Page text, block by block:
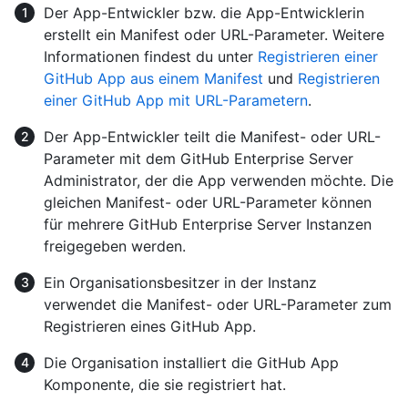
Der App-Entwickler bzw. die App-Entwicklerin
erstellt ein Manifest oder URL-Parameter. Weitere
Informationen findest du unter Registrieren einer
GitHub App aus einem Manifest und Registrieren
einer GitHub App mit URL-Parametern.
Der App-Entwickler teilt die Manifest- oder URL-
Parameter mit dem GitHub Enterprise Server
Administrator, der die App verwenden möchte. Die
gleichen Manifest- oder URL-Parameter können
für mehrere GitHub Enterprise Server Instanzen
freigegeben werden.
Ein Organisationsbesitzer in der Instanz
verwendet die Manifest- oder URL-Parameter zum
Registrieren eines GitHub App.
Die Organisation installiert die GitHub App
Komponente, die sie registriert hat.